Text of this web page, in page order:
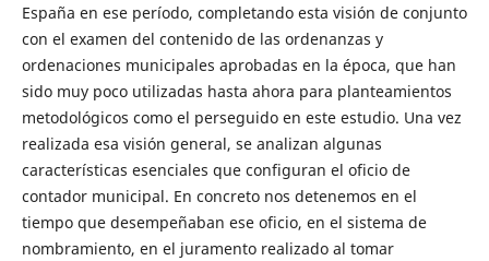
España en ese período, completando esta visión de conjunto
con el examen del contenido de las ordenanzas y
ordenaciones municipales aprobadas en la época, que han
sido muy poco utilizadas hasta ahora para planteamientos
metodológicos como el perseguido en este estudio. Una vez
realizada esa visión general, se analizan algunas
características esenciales que configuran el oficio de
contador municipal. En concreto nos detenemos en el
tiempo que desempeñaban ese oficio, en el sistema de
nombramiento, en el juramento realizado al tomar